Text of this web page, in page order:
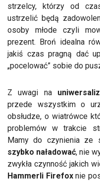
strzelcy, którzy od
ustrzelić będą
osoby młode czyli
prezent. Broń idealna
jakiś czas pragną dać
„pocelować” sobie do
Z uwagi na
przede wszystkim o
obsłudze, o wiatrówce
problemów w trakcie
Mamy do czynienia ze
szybko naładować, nie
zwykła czynność jakich
Hammerli Firefoxnie